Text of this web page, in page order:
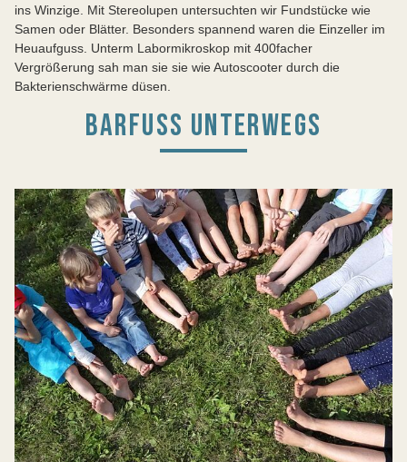
ins Winzige. Mit Stereolupen untersuchten wir Fundstücke wie
Samen oder Blätter. Besonders spannend waren die Einzeller im
Heuaufguss. Unterm Labormikroskop mit 400facher
Vergrößerung sah man sie sie wie Autoscooter durch die
Bakterienschwärme düsen.
BARFUSS UNTERWEGS